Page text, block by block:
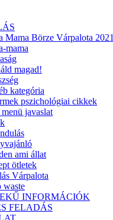
Mama Börze Várpalota 2021
mama
magad!
kategória
pszichológiai cikkek
javaslat
ami állat
ötletek
Várpalota
waste
INFORMÁCIÓK
FELADÁS